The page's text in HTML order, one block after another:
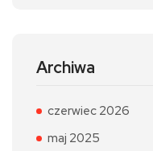
Archiwa
czerwiec 2026
maj 2025